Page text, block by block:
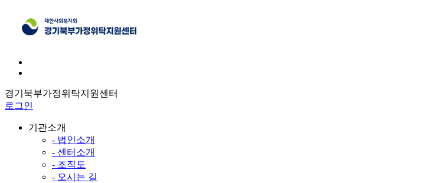
경기북부가정위탁지원센터
로그인
기관소개
- 법인소개
- 센터소개
- 조직도
- 오시는 길